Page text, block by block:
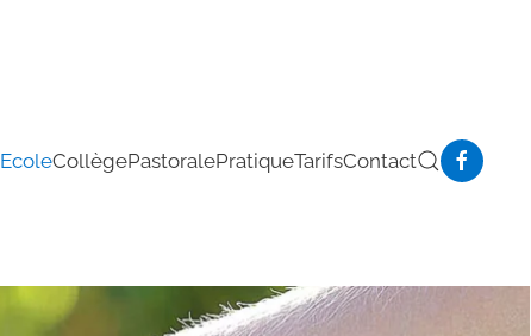
EcoleCollègePastoralePratiqueTarifsContact